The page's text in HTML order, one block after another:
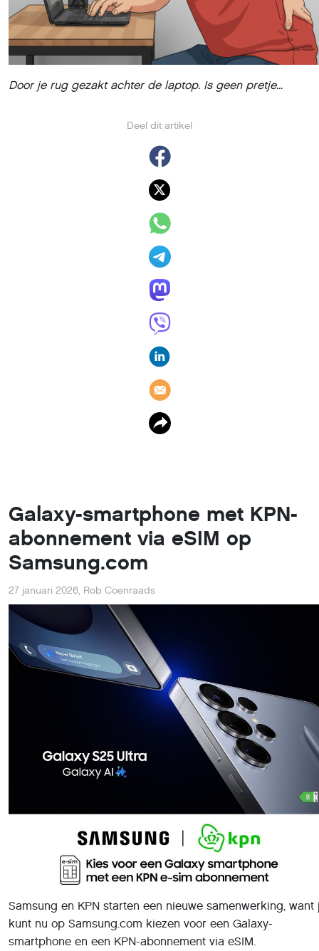
Deel dit artikel
Door je rug gezakt achter de laptop. Is geen pretje...
Samsung.com
27 januari 2026,Rob Coenraads
Samsung en KPN starten een nieuwe samenwerking, want
kunt nu op Samsung.com kiezen voor een Galaxy-
Tot nu toe bood de Samsung Estore consumenten de
mogelijkheid om smartphones los aan te kopen of via